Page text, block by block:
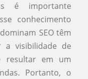
é importante
conhecimento
SEO têm
a visibilidade de
resultar em um
Portanto, o